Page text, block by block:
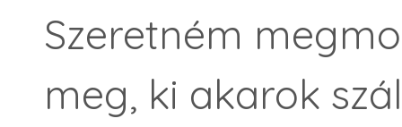
Szeretném
meg, ki akarok